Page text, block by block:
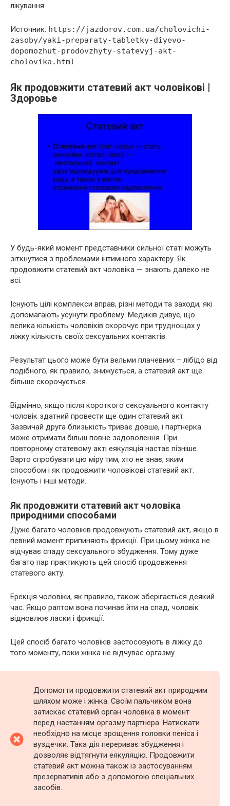
лікування.
Источник: https://jazdorov.com.ua/cholovichi-
zasoby/yaki-preparaty-tabletky-diyevo-
dopomozhut-prodovzhyty-statevyj-akt-
cholovika.html
Як продовжити статевий акт чоловікові |
Здоровье
У будь-який момент представники сильної статі можуть
зіткнутися з проблемами інтимного характеру. Як
продовжити статевий акт чоловіка — знають далеко не
всі.
Існують цілі комплекси вправ, різні методи та заходи, які
допомагають усунути проблему. Медиків дивує, що
велика кількість чоловіків скорочує при труднощах у
ліжку кількість своїх сексуальних контактів.
Результат цього може бути вельми плачевних – лібідо від
подібного, як правило, знижується, а статевий акт ще
більше скорочується.
Відмінно, якщо після короткого сексуального контакту
чоловік здатний провести ще один статевий акт.
Зазвичай друга близькість триває довше, і партнерка
може отримати більш повне задоволення. При
повторному статевому акті еякуляція настає пізніше.
Варто спробувати цю міру тим, хто не знає, яким
способом і як продовжити чоловікові статевий акт.
Існують і інші методи.
Як продовжити статевий акт чоловіка
природними способами
Дуже багато чоловіків продовжують статевий акт, якщо в
певний момент припиняють фрикції. При цьому жінка не
відчуває спаду сексуального збудження. Тому дуже
багато пар практикують цей спосіб продовження
статевого акту.
Ерекція чоловіки, як правило, також зберігається деякий
час. Якщо раптом вона починає йти на спад, чоловік
відновлює ласки і фрикції.
Цей спосіб багато чоловіків застосовують в ліжку до
того моменту, поки жінка не відчуває оргазму.
Допомогти продовжити статевий акт природним
шляхом може і жінка. Своїм пальчиком вона
затискає статевий орган чоловіка в момент
перед настанням оргазму партнера. Натискати
необхідно на місце зрощення головки пеніса і
вуздечки. Така дія перериває збудження і
дозволяє відтягнути еякуляцію. Продовжити
статевий акт можна також із застосуванням
презервативів або з допомогою спеціальних
засобів.